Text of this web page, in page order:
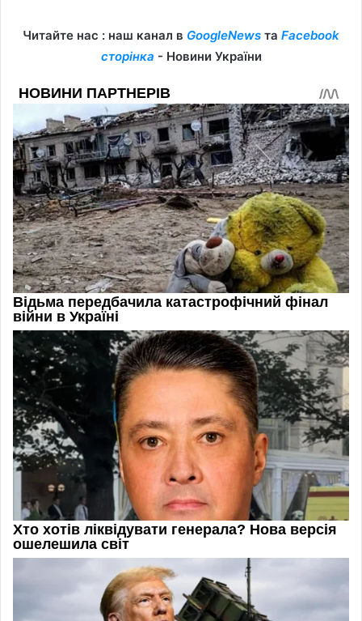
Читайте нас : наш канал в GoogleNews та Facebook
сторінка - Новини України